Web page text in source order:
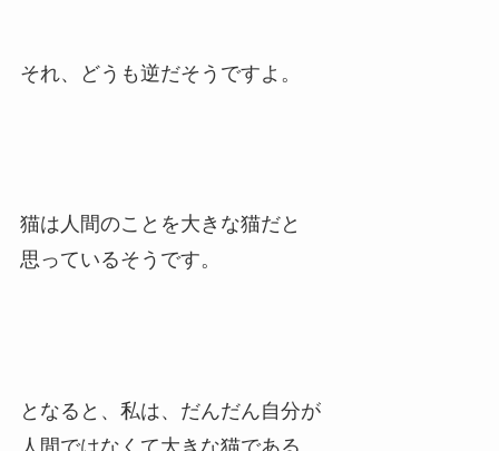
それ、どうも逆だそうですよ。
猫は人間のことを大きな猫だと
思っているそうです。
となると、私は、だんだん自分が
人間ではなくて大きな猫である